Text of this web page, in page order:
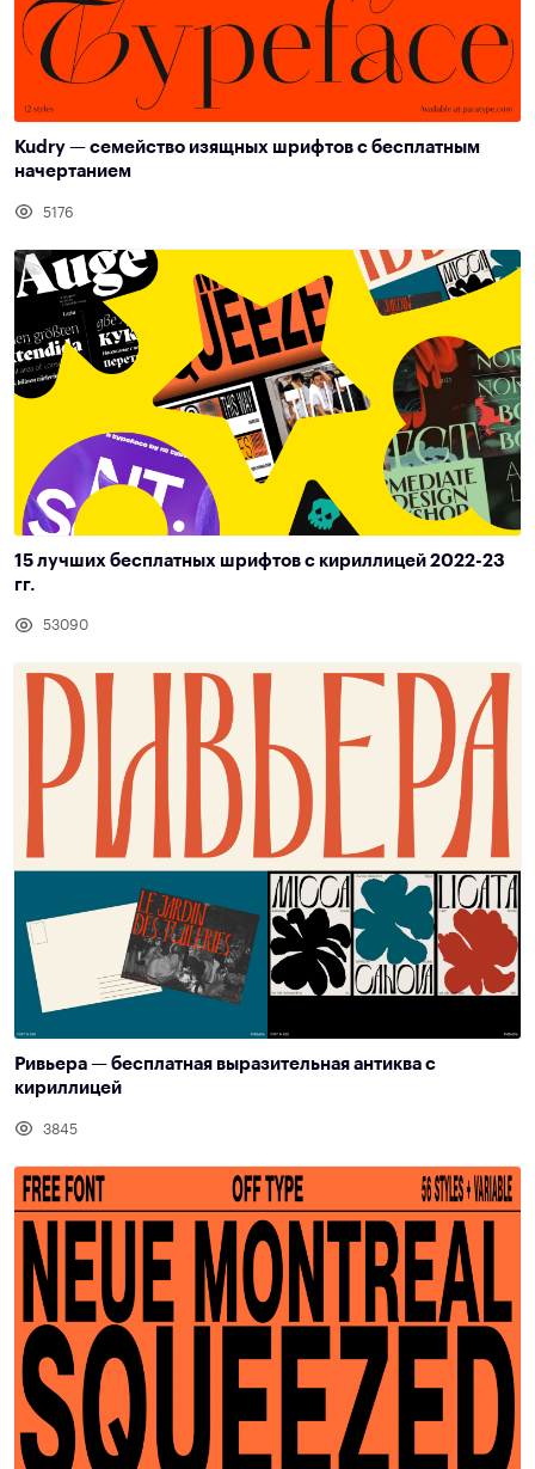
Kudry — семейство изящных шрифтов с бесплатным
начертанием
5176
15 лучших бесплатных шрифтов с кириллицей 2022-23
гг.
53090
Ривьера — бесплатная выразительная антиква с
кириллицей
3845